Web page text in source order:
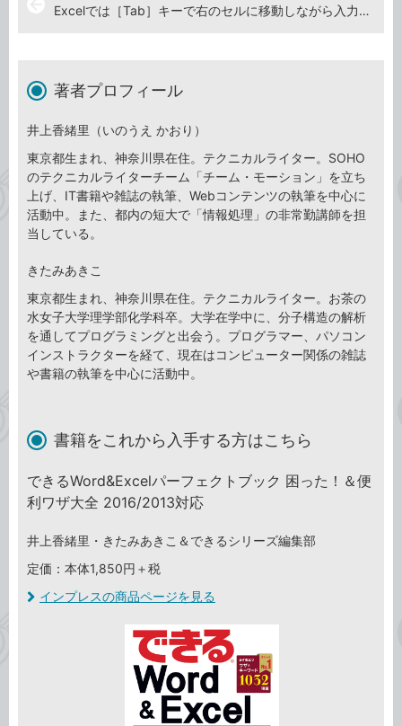
Excelでは［Tab］キーで右のセルに移動しながら入力できる
著者プロフィール
井上香緒里（いのうえ かおり）
東京都生まれ、神奈川県在住。テクニカルライター。SOHO
のテクニカルライターチーム「チーム・モーション」を立ち
上げ、IT書籍や雑誌の執筆、Webコンテンツの執筆を中心に
活動中。また、都内の短大で「情報処理」の非常勤講師を担
当している。
きたみあきこ
東京都生まれ、神奈川県在住。テクニカルライター。お茶の
水女子大学理学部化学科卒。大学在学中に、分子構造の解析
を通してプログラミングと出会う。プログラマー、パソコン
インストラクターを経て、現在はコンピューター関係の雑誌
や書籍の執筆を中心に活動中。
書籍をこれから入手する方はこちら
できるWord&Excelパーフェクトブック 困った！＆便
利ワザ大全 2016/2013対応
井上香緒里・きたみあきこ＆できるシリーズ編集部
定価：本体1,850円＋税
インプレスの商品ページを見る